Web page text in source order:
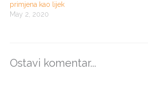
primjena kao lijek
May 2, 2020
Ostavi komentar...